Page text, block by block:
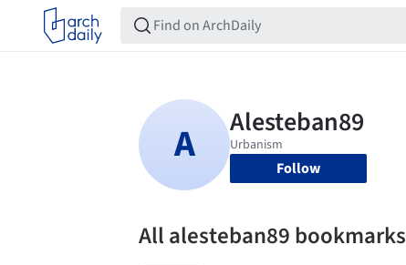
Follow
All alesteban89 bookmarks